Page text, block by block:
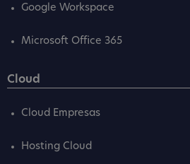
Google Workspace
Microsoft Office 365
Cloud
Cloud Empresas
Hosting Cloud